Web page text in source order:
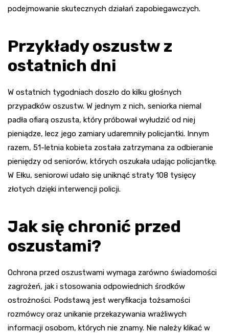
podejmowanie skutecznych działań zapobiegawczych.
Przykłady oszustw z
ostatnich dni
W ostatnich tygodniach doszło do kilku głośnych
przypadków oszustw. W jednym z nich, seniorka niemal
padła ofiarą oszusta, który próbował wyłudzić od niej
pieniądze, lecz jego zamiary udaremniły policjantki. Innym
razem, 51-letnia kobieta została zatrzymana za odbieranie
pieniędzy od seniorów, których oszukała udając policjantkę.
W Ełku, seniorowi udało się uniknąć straty 108 tysięcy
złotych dzięki interwencji policji.
Jak się chronić przed
oszustami?
Ochrona przed oszustwami wymaga zarówno świadomości
zagrożeń, jak i stosowania odpowiednich środków
ostrożności. Podstawą jest weryfikacja tożsamości
rozmówcy oraz unikanie przekazywania wrażliwych
informacji osobom, których nie znamy. Nie należy klikać w